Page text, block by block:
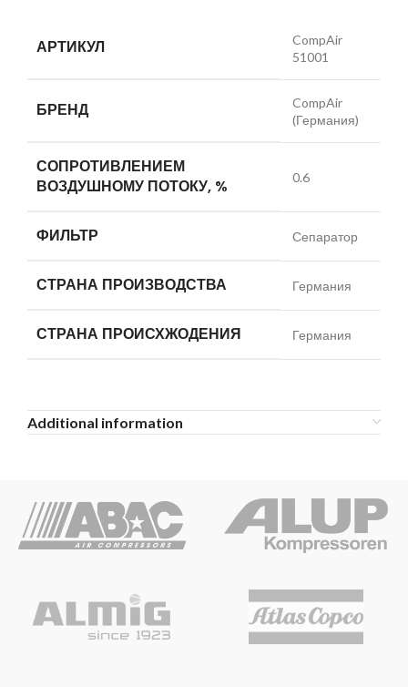
АРТИКУЛ
CompAir
51001
БРЕНД
CompAir
(Германия)
СОПРОТИВЛЕНИЕМ
ВОЗДУШНОМУ ПОТОКУ, %
0.6
ФИЛЬТР Сепаратор
СТРАНА ПРОИЗВОДСТВА Германия
СТРАНА ПРОИСХЖОДЕНИЯ Германия
Additional information